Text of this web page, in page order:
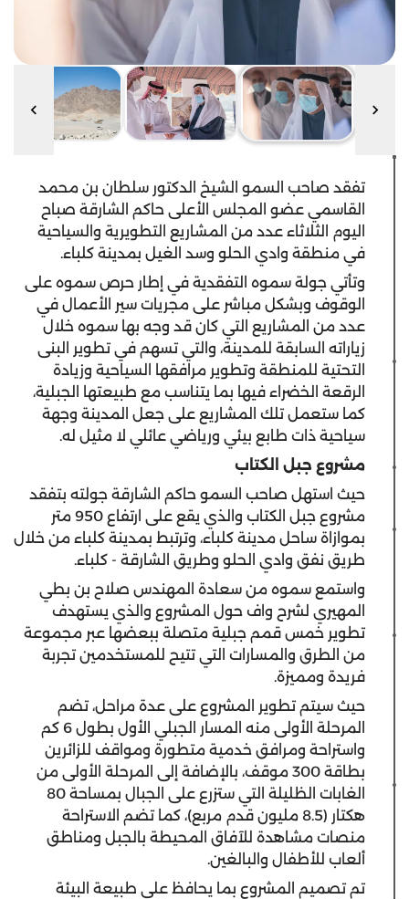
تفقد صاحب السمو الشيخ الدكتور سلطان بن محمد
القاسمي عضو المجلس الأعلى حاكم الشارقة صباح
اليوم الثلاثاء عدد من المشاريع التطويرية والسياحية
في منطقة وادي الحلو وسد الغيل بمدينة كلباء.
وتأتي جولة سموه التفقدية في إطار حرص سموه على
الوقوف وبشكل مباشر على مجريات سير الأعمال في
عدد من المشاريع التي كان قد وجه بها سموه خلال
زياراته السابقة للمدينة، والتي تسهم في تطوير البنى
التحتية للمنطقة وتطوير مرافقها السياحية وزيادة
الرقعة الخضراء فيها بما يتناسب مع طبيعتها الجبلية،
كما ستعمل تلك المشاريع على جعل المدينة وجهة
سياحية ذات طابع بيئي ورياضي عائلي لا مثيل له.
مشروع جبل الكتاب
حيث استهل صاحب السمو حاكم الشارقة جولته بتفقد
مشروع جبل الكتاب والذي يقع على ارتفاع 950 متر
بموازاة ساحل مدينة كلباء، وترتبط بمدينة كلباء من خلال
طريق نفق وادي الحلو وطريق الشارقة - كلباء.
واستمع سموه من سعادة المهندس صلاح بن بطي
المهيري لشرح واف حول المشروع والذي يستهدف
تطوير خمس قمم جبلية متصلة ببعضها عبر مجموعة
من الطرق والمسارات التي تتيح للمستخدمين تجربة
فريدة ومميزة.
حيث سيتم تطوير المشروع على عدة مراحل، تضم
المرحلة الأولى منه المسار الجبلي الأول بطول 6 كم
واستراحة ومرافق خدمية متطورة ومواقف للزائرين
بطاقة 300 موقف، بالإضافة إلى المرحلة الأولى من
الغابات الظليلة التي ستزرع على الجبال بمساحة 80
هكتار (8.5 مليون قدم مربع)، كما تضم الاستراحة
منصات مشاهدة للآفاق المحيطة بالجبل ومناطق
ألعاب للأطفال والبالغين.
تم تصميم المشروع بما يحافظ على طبيعة البيئة